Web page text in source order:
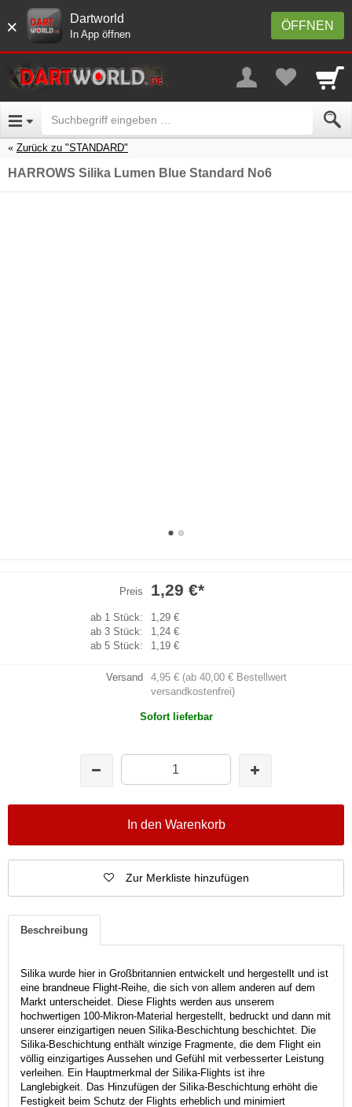
× ÖFFNEN
Dartworld
In App öffnen
Zurück zu "STANDARD"
HARROWS Silika Lumen Blue Standard No6
Preis 1,29 €*
ab 1 Stück:
1,29 €
ab 3 Stück:
1,24 €
ab 5 Stück:
1,19 €
Versand
4,95 € (ab 40,00 € Bestellwert
versandkostenfrei)
Sofort lieferbar
In den Warenkorb
Zur Merkliste hinzufügen
Beschreibung
Silika wurde hier in Großbritannien entwickelt und hergestellt und ist
eine brandneue Flight-Reihe, die sich von allem anderen auf dem
Markt unterscheidet. Diese Flights werden aus unserem
hochwertigen 100-Mikron-Material hergestellt, bedruckt und dann mit
unserer einzigartigen neuen Silika-Beschichtung beschichtet. Die
Silika-Beschichtung enthält winzige Fragmente, die dem Flight ein
völlig einzigartiges Aussehen und Gefühl mit verbesserter Leistung
verleihen. Ein Hauptmerkmal der Silika-Flights ist ihre
Langlebigkeit. Das Hinzufügen der Silika-Beschichtung erhöht die
Festigkeit beim Schutz der Flights erheblich und minimiert